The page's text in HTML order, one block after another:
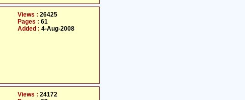
Views : 26425
Pages : 61
Added : 4-Aug-2008
Views : 24172